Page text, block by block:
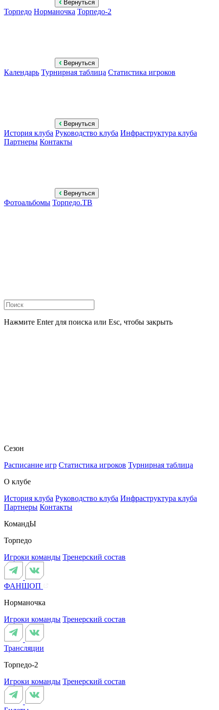
Вернуться
Торпедо Норманочка Торпедо-2
Вернуться
Календарь Турнирная таблица Статистика игроков
Вернуться
История клуба Руководство клуба Инфраструктура клуба
Партнеры Контакты
Вернуться
Фотоальбомы Торпедо.ТВ
Нажмите Enter для поиска или Esc, чтобы закрыть
Сезон
Расписание игр Статистика игроков Турнирная таблица
О клубе
История клуба Руководство клуба Инфраструктура клуба
Партнеры Контакты
КомандЫ
Торпедо
Игроки команды Тренерский состав
ФАНШОП
Норманочка
Игроки команды Тренерский состав
Трансляции
Торпедо-2
Игроки команды Тренерский состав